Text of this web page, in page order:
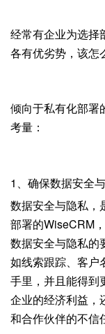
经常有企业为选择
各有优劣势，该怎
倾向于私有化部署
考量：
1、确保数据安全
数据安全与隐私，
部署的WiseCRM
数据安全与隐私的
如线索跟踪、客户
手里，并且能得到
企业的经济利益，
和合作伙伴的不信